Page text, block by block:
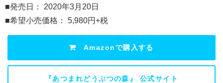
■発売日： 2020年3月20日
■希望小売価格： 5,980円+税
Amazonで購入する
『あつまれどうぶつの森』 公式サイト